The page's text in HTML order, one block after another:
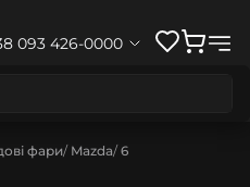
093 426-0000
фари Mazda 6